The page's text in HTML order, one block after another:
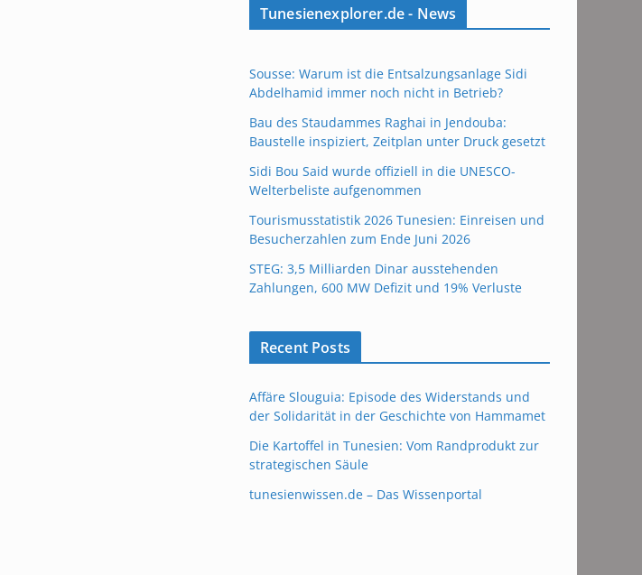
Tunesienexplorer.de - News
Sousse: Warum ist die Entsalzungsanlage Sidi
Abdelhamid immer noch nicht in Betrieb?
Bau des Staudammes Raghai in Jendouba:
Baustelle inspiziert, Zeitplan unter Druck gesetzt
Sidi Bou Said wurde offiziell in die UNESCO-
Welterbeliste aufgenommen
Tourismusstatistik 2026 Tunesien: Einreisen und
Besucherzahlen zum Ende Juni 2026
STEG: 3,5 Milliarden Dinar ausstehenden
Zahlungen, 600 MW Defizit und 19% Verluste
Recent Posts
Affäre Slouguia: Episode des Widerstands und
der Solidarität in der Geschichte von Hammamet
Die Kartoffel in Tunesien: Vom Randprodukt zur
strategischen Säule
tunesienwissen.de – Das Wissenportal